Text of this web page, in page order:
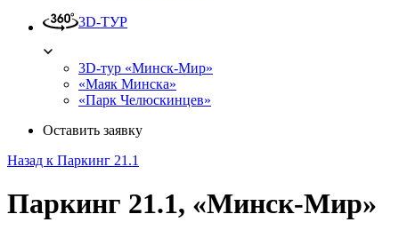
3D-ТУР
3D-тур «Минск-Мир»
«Маяк Минска»
«Парк Челюскинцев»
Оставить заявку
Назад к Паркинг 21.1
Паркинг 21.1, «Минск-Мир»